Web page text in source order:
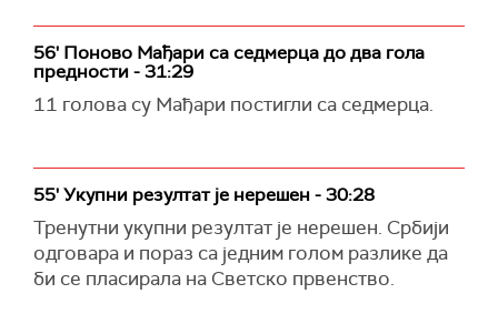
56' Поново Мађари са седмерца до два гола
предности - 31:29
11 голова су Мађари постигли са седмерца.
55' Укупни резултат је нерешен - 30:28
Тренутни укупни резултат је нерешен. Србији
одговара и пораз са једним голом разлике да
би се пласирала на Светско првенство.